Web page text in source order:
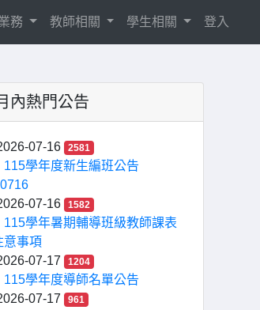
務 教師相關 學生相關 登入
內熱門公告
07-16 2581
115學年度新生編班公告
07-16
1582
115學年暑期輔導班級教師課表
意事項
07-17
1204
115學年度導師名單公告
07-17
961